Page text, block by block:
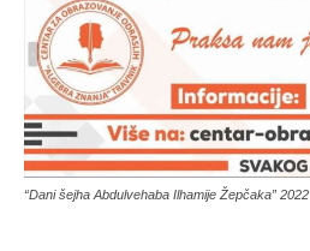
“Dani šejha Abdulvehaba Ilhamije Žepčaka” 2022